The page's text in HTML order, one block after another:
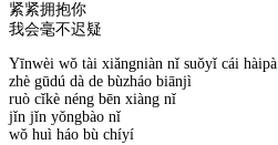
紧紧拥抱你
我会毫不迟疑
Yīnwèi wǒ tài xiǎngniàn nǐ suǒyǐ cái hàipà
zhè gūdú dà de bùzháo biānjì
ruò cǐkè néng bēn xiàng nǐ
jǐn jǐn yǒngbào nǐ
wǒ huì háo bù chíyí